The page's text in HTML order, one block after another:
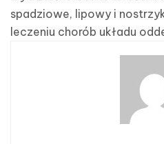
spadziowe, lipowy i
leczeniu chorób układu